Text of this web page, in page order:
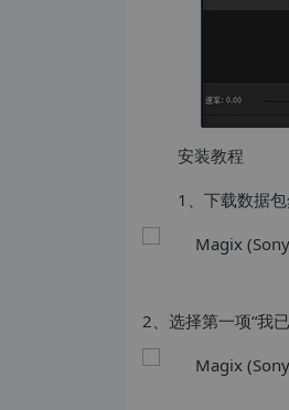
安装教程
1、下载数据包
2、选择第一项“我